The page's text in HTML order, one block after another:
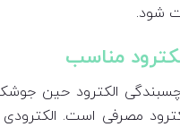
شود.
مناسب
الکترود حین
مصرفی است.